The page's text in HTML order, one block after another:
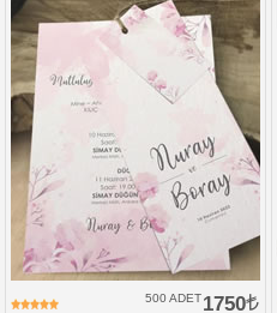
1750
500 ADET